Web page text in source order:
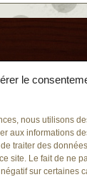
le
nous utilisons
aux informations
traiter des
site. Le fait de ne
sur certaines